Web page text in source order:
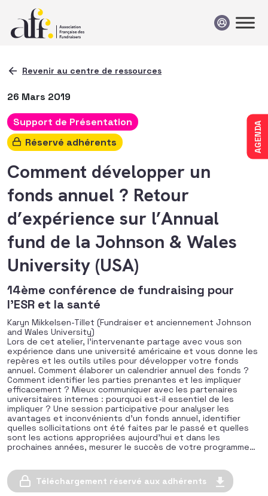
AGENDA
Revenir au centre de ressources
26 Mars 2019
Support de Présentation
Réservé adhérents
Comment développer un
fonds annuel ? Retour
d’expérience sur l’Annual
fund de la Johnson & Wales
University (USA)
14ème conférence de fundraising pour
l'ESR et la santé
Karyn Mikkelsen-Tillet (Fundraiser et anciennement Johnson
and Wales University)
Lors de cet atelier, l’intervenante partage avec vous son
expérience dans une université américaine et vous donne les
repères et les outils utiles pour développer votre fonds
annuel. Comment élaborer un calendrier annuel des fonds ?
Comment identifier les parties prenantes et les impliquer
efficacement ? Mieux communiquer avec les partenaires
universitaires internes : pourquoi est-il essentiel de les
impliquer ? Une session participative pour analyser les
avantages et inconvénients d’un fonds annuel, identifier
quelles sollicitations ont été faites par le passé et quelles
sont les actions appropriées aujourd’hui et dans les
prochaines années, mesurer le succès de votre programme…
Téléchargement réservé aux adhérents